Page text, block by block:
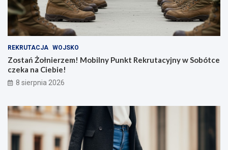
REKRUTACJA WOJSKO
Zostań Żołnierzem! Mobilny Punkt Rekrutacyjny w Sobótce
czeka na Ciebie!
8 sierpnia 2026